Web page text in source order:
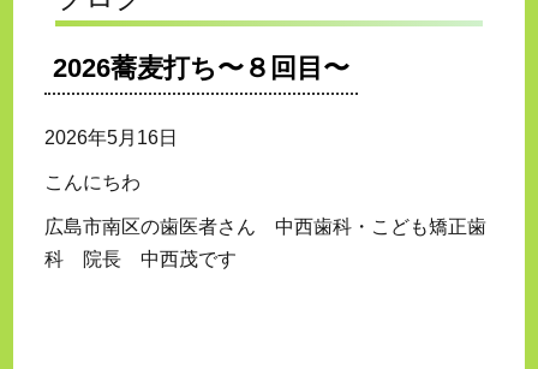
2026蕎麦打ち〜８回目〜
2026年5月16日
こんにちわ
広島市南区の歯医者さん 中西歯科・こども矯正歯
科 院長 中西茂です